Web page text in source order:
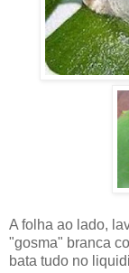
A folha ao lado,
"gosma" branca
bata tudo no